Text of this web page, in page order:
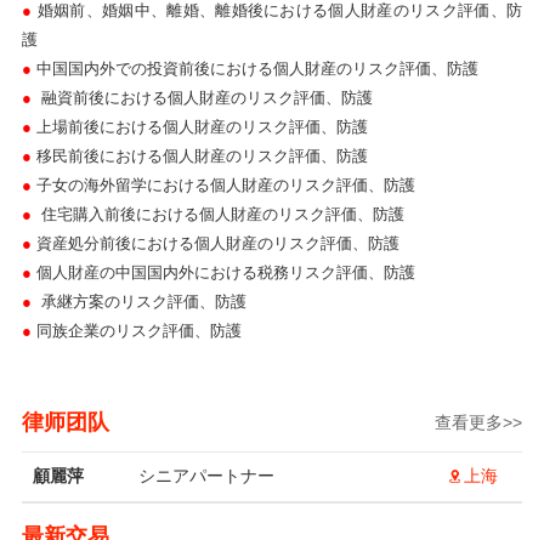
● 婚姻前、婚姻中、離婚、離婚後における個人財産のリスク評価、防
護
● 中国国内外での投資前後における個人財産のリスク評価、防護
● 融資前後における個人財産のリスク評価、防護
● 上場前後における個人財産のリスク評価、防護
● 移民前後における個人財産のリスク評価、防護
● 子女の海外留学における個人財産のリスク評価、防護
● 住宅購入前後における個人財産のリスク評価、防護
● 資産処分前後における個人財産のリスク評価、防護
● 個人財産の中国国内外における税務リスク評価、防護
● 承継方案のリスク評価、防護
● 同族企業のリスク評価、防護
律师团队 查看更多>>
顧麗萍 シニアパートナー 上海